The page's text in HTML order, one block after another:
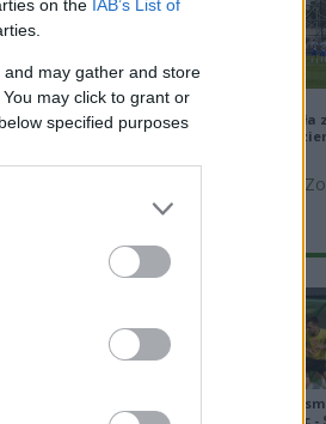
on the IAB’s List of
may gather and store
may click to grant or
specified purposes
0 2 76-21
3 5 38-21
37-50
29-42
25-49
zremisowała z
ZDJĘCIA:
Nowotaniec -